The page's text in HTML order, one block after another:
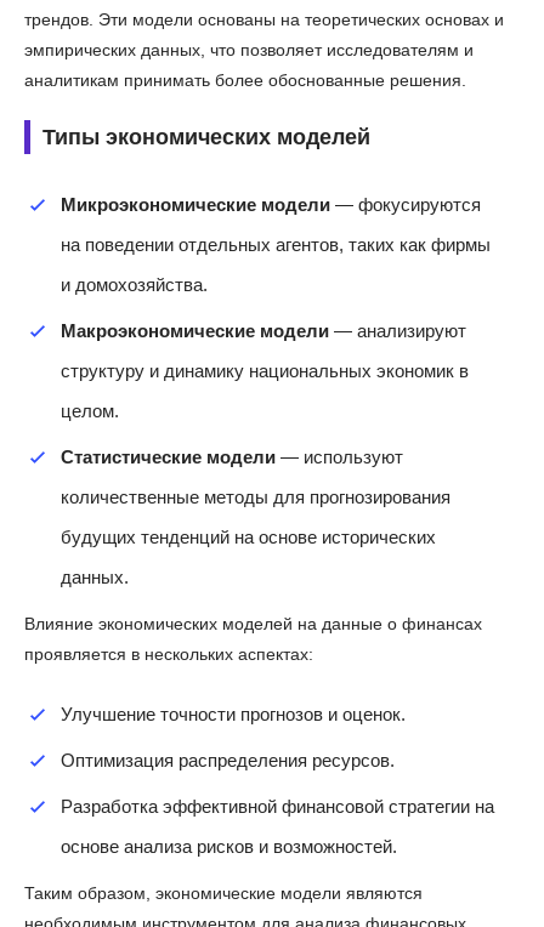
трендов. Эти модели основаны на теоретических основах и
эмпирических данных, что позволяет исследователям и
аналитикам принимать более обоснованные решения.
Типы экономических моделей
Микроэкономические модели — фокусируются
на поведении отдельных агентов, таких как фирмы
и домохозяйства.
Макроэкономические модели — анализируют
структуру и динамику национальных экономик в
целом.
Статистические модели — используют
количественные методы для прогнозирования
будущих тенденций на основе исторических
данных.
Влияние экономических моделей на данные о финансах
проявляется в нескольких аспектах:
Улучшение точности прогнозов и оценок.
Оптимизация распределения ресурсов.
Разработка эффективной финансовой стратегии на
основе анализа рисков и возможностей.
Таким образом, экономические модели являются
необходимым инструментом для анализа финансовых